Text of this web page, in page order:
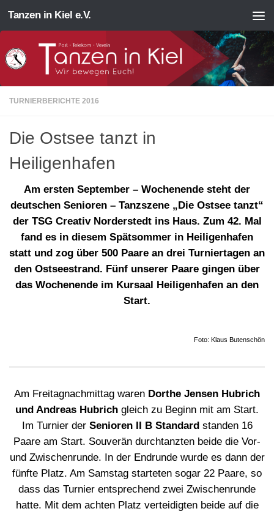
Zum Inhalt springen
Tanzen in Kiel e.V.
TURNIERBERICHTE 2016
Die Ostsee tanzt in
Heiligenhafen
Am ersten September – Wochenende steht der
deutschen Senioren – Tanzszene „Die Ostsee tanzt“
der TSG Creativ Norderstedt ins Haus. Zum 42. Mal
fand es in diesem Spätsommer in Heiligenhafen
statt und zog über 500 Paare an drei Turniertagen an
den Ostseestrand. Fünf unserer Paare gingen über
das Wochenende im Kursaal Heiligenhafen an den
Start.
Foto: Klaus Butenschön
Am Freitagnachmittag waren Dorthe Jensen Hubrich
und Andreas Hubrich gleich zu Beginn mit am Start.
Im Turnier der Senioren II B Standardstanden 16
Paare am Start. Souverän durchtanzten beide die Vor-
und Zwischenrunde. In der Endrunde wurde es dann der
fünfte Platz. Am Samstag starteten sogar 22 Paare, so
dass das Turnier entsprechend zwei Zwischenrunde
hatte. Mit dem achten Platz verteidigten beide auf die